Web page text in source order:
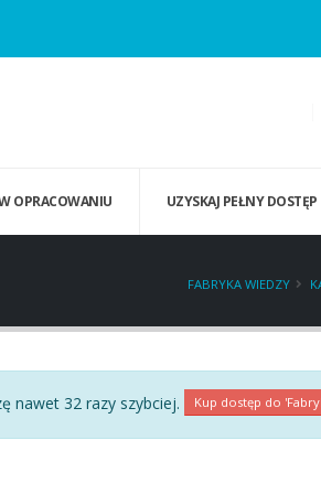
OPRACOWANIU UZYSKAJ PEŁNY DOSTĘP
FABRYKA WIEDZY
nawet 32 razy szybciej. Kup dostęp do